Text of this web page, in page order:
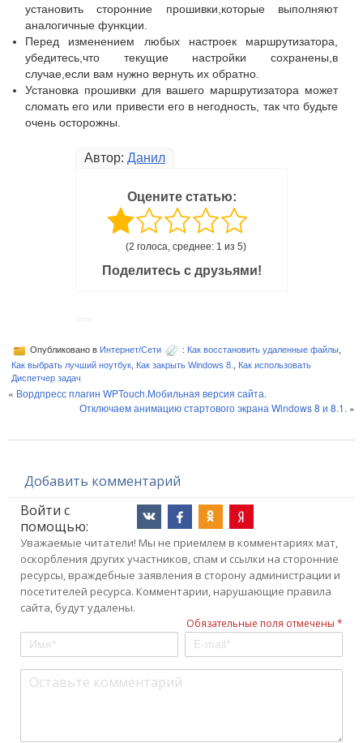
установить сторонние прошивки,которые выполняют
аналогичные функции.
Перед изменением любых настроек маршрутизатора,
убедитесь,что текущие настройки сохранены,в
случае,если вам нужно вернуть их обратно.
Установка прошивки для вашего маршрутизатора может
сломать его или привести его в негодность, так что будьте
очень осторожны.
Автор: Данил
Оцените статью:
(2 голоса, среднее: 1 из 5)
Поделитесь с друзьями!
Опубликовано в Интернет/Сети : Как восстановить удаленные файлы
Как выбрать лучший ноутбук Как закрыть Windows 8.
Как использовать
Диспетчер задач
« Вордпресс плагин WPTouch.Мобильная версия сайта.
Отключаем анимацию стартового экрана Windows 8 и 8.1. »
Добавить комментарий
Войти с
помощью:
Уважаемые читатели! Мы не приемлем в комментариях мат,
оскорбления других участников, спам и ссылки на сторонние
ресурсы, враждебные заявления в сторону администрации и
посетителей ресурса. Комментарии, нарушающие правила
сайта, будут удалены.
Обязательные поля отмечены *